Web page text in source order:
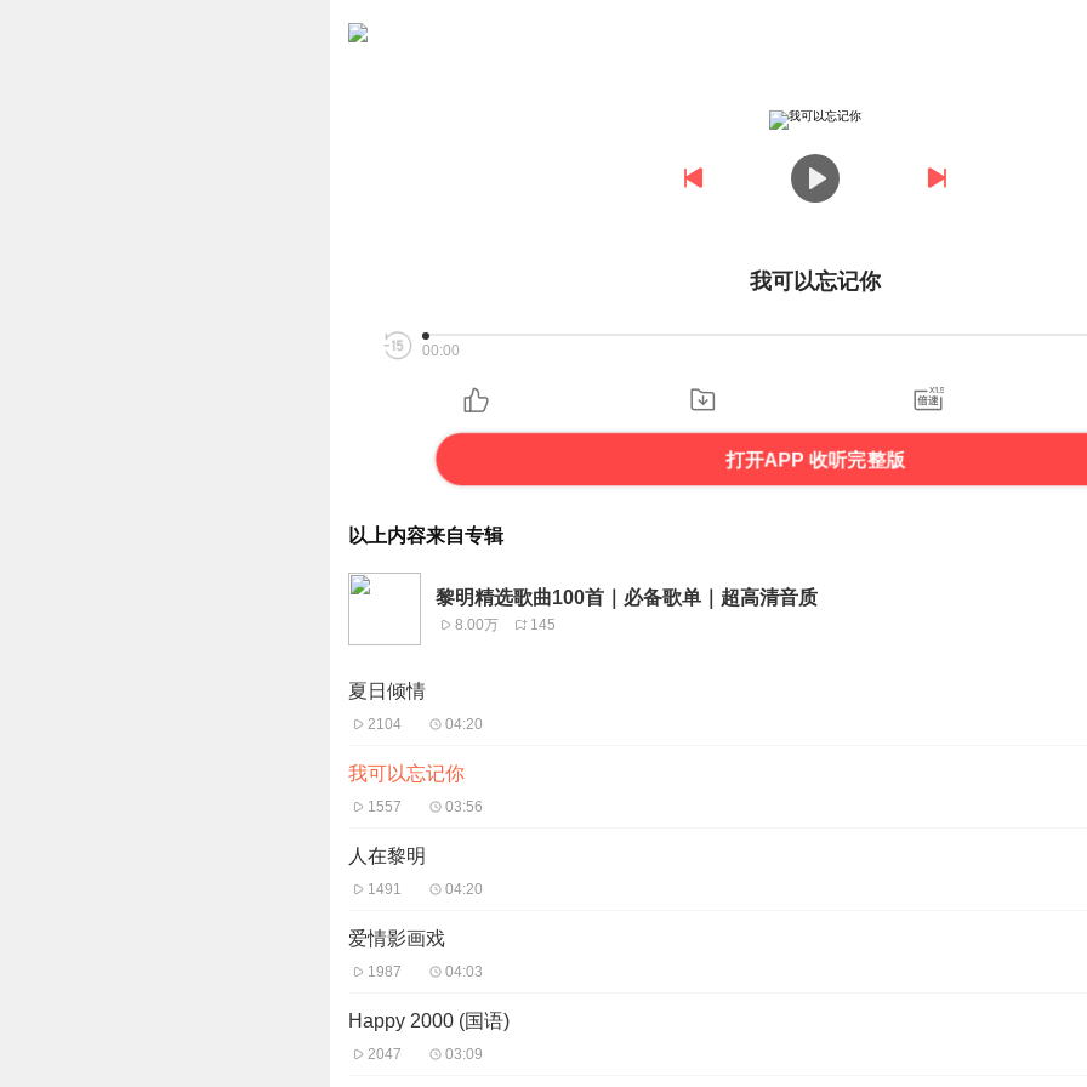
我可以忘记你
00:00
打开APP 收听完整版
以上内容来自专辑
黎明精选歌曲100首｜必备歌单｜超高清音质
8.00万 145
夏日倾情
2104 04:20
我可以忘记你
1557 03:56
人在黎明
1491 04:20
爱情影画戏
1987 04:03
Happy 2000 (国语)
2047 03:09